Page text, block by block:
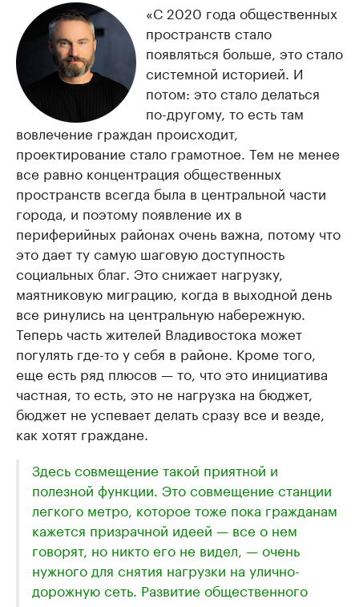
«С 2020 года общественных
пространств стало
появляться больше, это стало
системной историей. И
потом: это стало делаться
по-другому, то есть там
вовлечение граждан происходит,
проектирование стало грамотное. Тем не менее
все равно концентрация общественных
пространств всегда была в центральной части
города, и поэтому появление их в
периферийных районах очень важна, потому что
это дает ту самую шаговую доступность
социальных благ. Это снижает нагрузку,
маятниковую миграцию, когда в выходной день
все ринулись на центральную набережную.
Теперь часть жителей Владивостока может
погулять где-то у себя в районе. Кроме того,
еще есть ряд плюсов — то, что это инициатива
частная, то есть, это не нагрузка на бюджет,
бюджет не успевает делать сразу все и везде,
как хотят граждане.
Здесь совмещение такой приятной и
полезной функции. Это совмещение станции
легкого метро, которое тоже пока гражданам
кажется призрачной идеей — все о нем
говорят, но никто его не видел, — очень
нужного для снятия нагрузки на улично-
дорожную сеть. Развитие общественного